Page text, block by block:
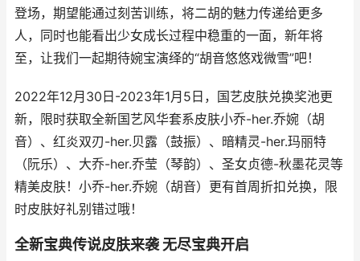
登场，期望能通过刻苦训练，将二胡的魅力传递给更多
人，同时也能看出少女成长过程中稳重的一面，新年将
至，让我们一起期待婉宝演绎的“胡音悠悠戏微雪”吧！
2022年12月30日-2023年1月5日，国艺皮肤兑换奖池更
新，限时获取全新国艺风华套系皮肤小乔-her.乔婉（胡
音）、红炎双刃-her.贝露（鼓振）、暗精灵-her.玛丽特
（阮乐）、大乔-her.乔莹（琴韵）、圣女贞德-秋墨花灵等
精美皮肤！小乔-her.乔婉（胡音）更有首周折扣兑换，限
时皮肤好礼别错过哦！
全新宝典传说皮肤来袭 无尽宝典开启